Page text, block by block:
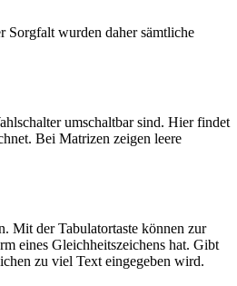
Sorgfalt wurden daher sämtliche
umschaltbar sind. Hier findet
Bei Matrizen zeigen leere
Mit der Tabulatortaste können zur
eines Gleichheitszeichens hat. Gibt
zu viel Text eingegeben wird.